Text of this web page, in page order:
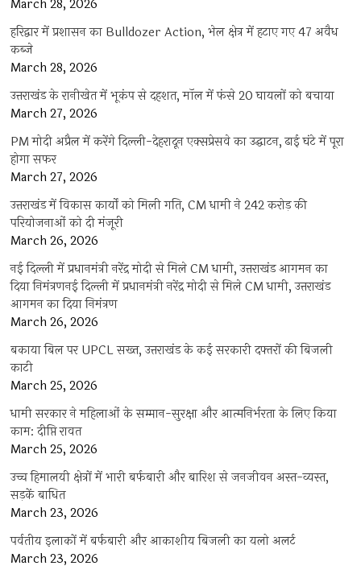
March 28, 2026
हरिद्वार में प्रशासन का Bulldozer Action, भेल क्षेत्र में हटाए गए 47 अवैध
कब्जे
March 28, 2026
उत्तराखंड के रानीखेत में भूकंप से दहशत, मॉल में फंसे 20 घायलों को बचाया
March 27, 2026
PM मोदी अप्रैल में करेंगे दिल्ली-देहरादून एक्सप्रेसवे का उद्घाटन, ढाई घंटे में पूरा
होगा सफर
March 27, 2026
उत्तराखंड में विकास कार्यों को मिली गति, CM धामी ने 242 करोड़ की
परियोजनाओं को दी मंजूरी
March 26, 2026
नई दिल्ली में प्रधानमंत्री नरेंद्र मोदी से मिले CM धामी, उत्तराखंड आगमन का
दिया निमंत्रणनई दिल्ली में प्रधानमंत्री नरेंद्र मोदी से मिले CM धामी, उत्तराखंड
आगमन का दिया निमंत्रण
March 26, 2026
बकाया बिल पर UPCL सख्त, उत्तराखंड के कई सरकारी दफ्तरों की बिजली
काटी
March 25, 2026
धामी सरकार ने महिलाओं के सम्मान-सुरक्षा और आत्मनिर्भरता के लिए किया
काम: दीप्ति रावत
March 25, 2026
उच्च हिमालयी क्षेत्रों में भारी बर्फबारी और बारिश से जनजीवन अस्त-व्यस्त,
सड़कें बाधित
March 23, 2026
पर्वतीय इलाकों में बर्फबारी और आकाशीय बिजली का यलो अलर्ट
March 23, 2026